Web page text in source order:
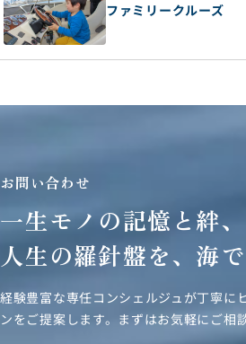
ファミリークルーズ
お問い合わせ
一生モノの記憶と絆、
人生の羅針盤を、海で
経験豊富な専任コンシェルジュが丁寧に
ンをご提案します。まずはお気軽にご相